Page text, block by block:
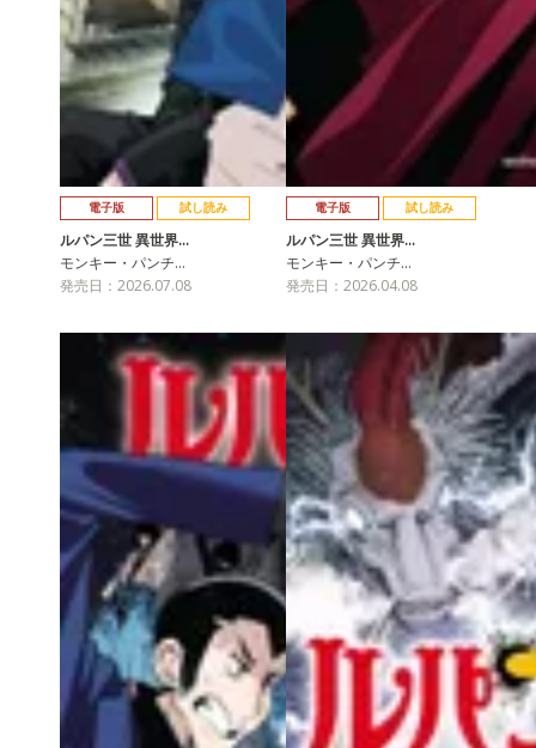
電子版 試し読み
ルパン三世 異世界…
モンキー・パンチ…
発売日：2026.07.08
電子版 試し読み
ルパン三世 異世界…
モンキー・パンチ…
発売日：2026.04.08